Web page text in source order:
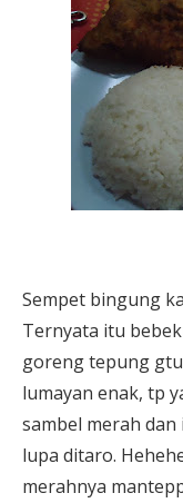
Sempet bingung
Ternyata itu
goreng tepung gtu
lumayan enak, tp
sambel merah dan
lupa ditaro.
merahnya